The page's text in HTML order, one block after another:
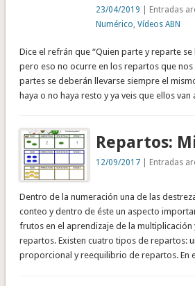
23/04/2019 | Entradas
Numérico ,Vídeos ABN
Dice el refrán que “Quien parte y reparte
pero eso no ocurre en los repartos que nos
partes se deberán llevarse siempre el
haya o no haya resto y ya veis que ellos
Repartos:
12/09/2017 | Entradas
Dentro de la numeración una de las
conteo y dentro de éste un aspecto
frutos en el aprendizaje de la multiplicación
repartos. Existen cuatro tipos de repartos:
proporcional y reequilibrio de repartos. En